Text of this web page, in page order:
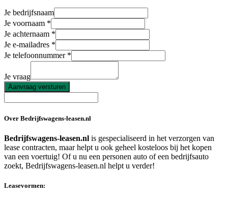
Je bedrijfsnaam
Je voornaam
Je achternaam
Je e-mailadres
Je telefoonnummer
Je vraag
Aanvraag versturen
Over Bedrijfswagens-leasen.nl
Bedrijfswagens-leasen.nl is gespecialiseerd in het verzorgen van
lease contracten, maar helpt u ook geheel kosteloos bij het kopen
van een voertuig! Of u nu een personen auto of een bedrijfsauto
zoekt, Bedrijfswagens-leasen.nl helpt u verder!
Leasevormen: